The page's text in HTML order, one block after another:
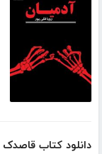
دانلود کتاب قاصدک